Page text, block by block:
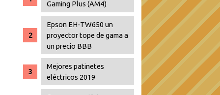
Gaming Plus (AM4)
Epson EH-TW650 un
proyector tope de gama a
un precio BBB
Mejores patinetes
eléctricos 2019